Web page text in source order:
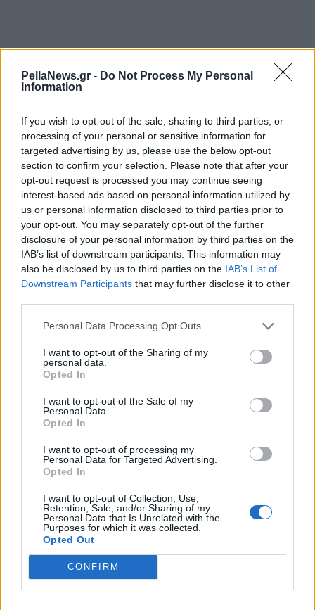
PellaNews.gr - Do Not Process My Personal
Information
If you wish to opt-out of the sale, sharing to third parties, or
processing of your personal or sensitive information for
targeted advertising by us, please use the below opt-out
section to confirm your selection. Please note that after your
opt-out request is processed you may continue seeing
interest-based ads based on personal information utilized by
us or personal information disclosed to third parties prior to
your opt-out. You may separately opt-out of the further
disclosure of your personal information by third parties on the
IAB’s list of downstream participants. This information may
also be disclosed by us to third parties on the IAB’s List of
Downstream Participants that may further disclose it to other
Personal Data Processing Opt Outs
I want to opt-out of the Sharing of my
personal data.
Opted In
I want to opt-out of the Sale of my
Personal Data.
Opted In
I want to opt-out of processing my
Personal Data for Targeted Advertising.
Opted In
I want to opt-out of Collection, Use,
Retention, Sale, and/or Sharing of my
Personal Data that Is Unrelated with the
Purposes for which it was collected.
Opted Out
CONFIRM